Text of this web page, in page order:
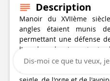
Description
Manoir du XVIIème
angles étaient munis
permettant une défense
l'un des plus importants
paires de boeufs, 31
bêtes à laine. Le
Dis-moi ce que tu veux,